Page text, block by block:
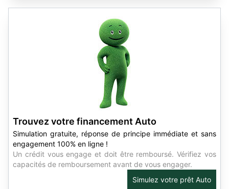
Trouvez votre financement Auto
Simulation gratuite, réponse de principe immédiate et sans
engagement 100% en ligne !
Un crédit vous engage et doit être remboursé. Vérifiez vos
capacités de remboursement avant de vous engager.
Simulez votre prêt Auto